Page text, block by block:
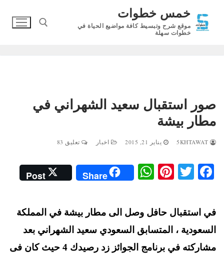
المحتوى
خمس خطوات
موقع شرح وتبسيط كافة مواضيع الحياة في
خطوات سهلة
صور استقبال سعيد الشهراني في
مطار بيشة
يناير 21, 2015 اخبار تعليق 83
Fa
ok
T
tte
r
Pi
er
es
t
W
ha
ts
A
pp
Share
Post
في استقبال حافل وصل الى مطار بيشة في المملكة
السعودية ، المتسابق السعودي سعيد الشهراني بعد
مشاركته في برنامج الجوائز زد رصيدك 4 حيث كان فى